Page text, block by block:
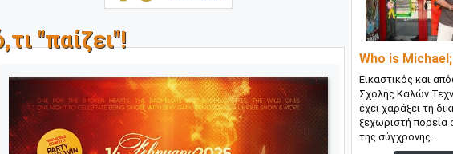
"παίζει"!
Who is Michael;
Εικαστικός και
Σχολής Καλών
έχει χαράξει τη
ξεχωριστή πορεία
της σύγχρονης...